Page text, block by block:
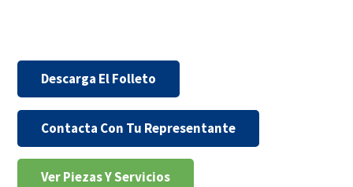
Descarga El Folleto
Contacta Con Tu Representante
Ver Piezas Y Servicios